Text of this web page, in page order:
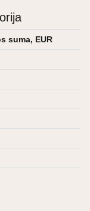
suma, EUR